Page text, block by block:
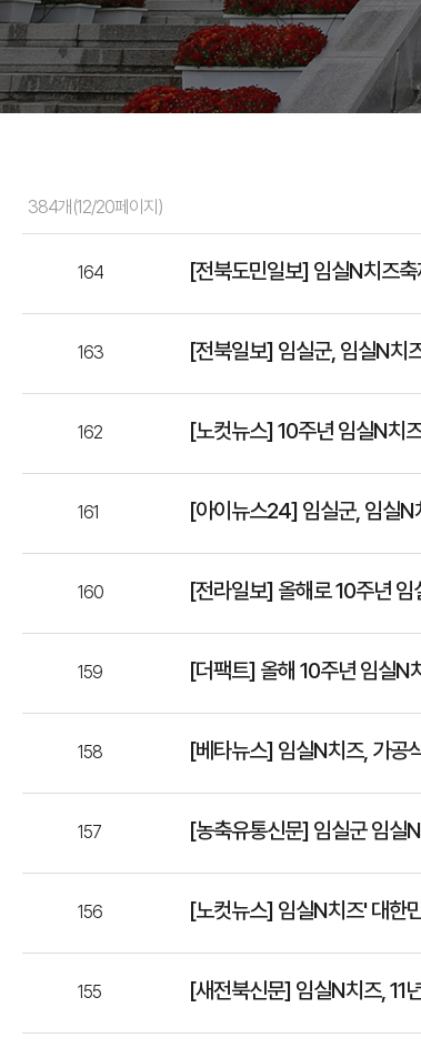
384개(12/20페이지)
164 [전북도민일보] 임실N치즈
163 [전북일보] 임실군, 임실N치
162 [노컷뉴스] 10주년 임실N치
161 [아이뉴스24] 임실군, 임실N
160 [전라일보] 올해로 10주년
159 [더팩트] 올해 10주년 임실N
158 [베타뉴스] 임실N치즈, 가공
157 [농축유통신문] 임실군 임실
156 [노컷뉴스] 임실N치즈' 대한
155 [새전북신문] 임실N치즈, 11